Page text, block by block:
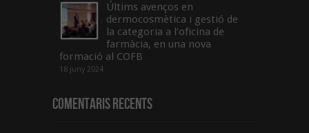
Últims avenços en
dermocosmètica i gestió de
la categoria a l’oficina de
farmàcia, en una nova
formació al COFB
18 juny 2024
Comentaris Recents